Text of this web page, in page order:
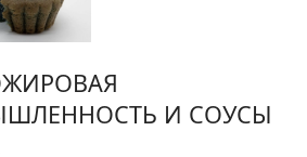
И СОУСЫ